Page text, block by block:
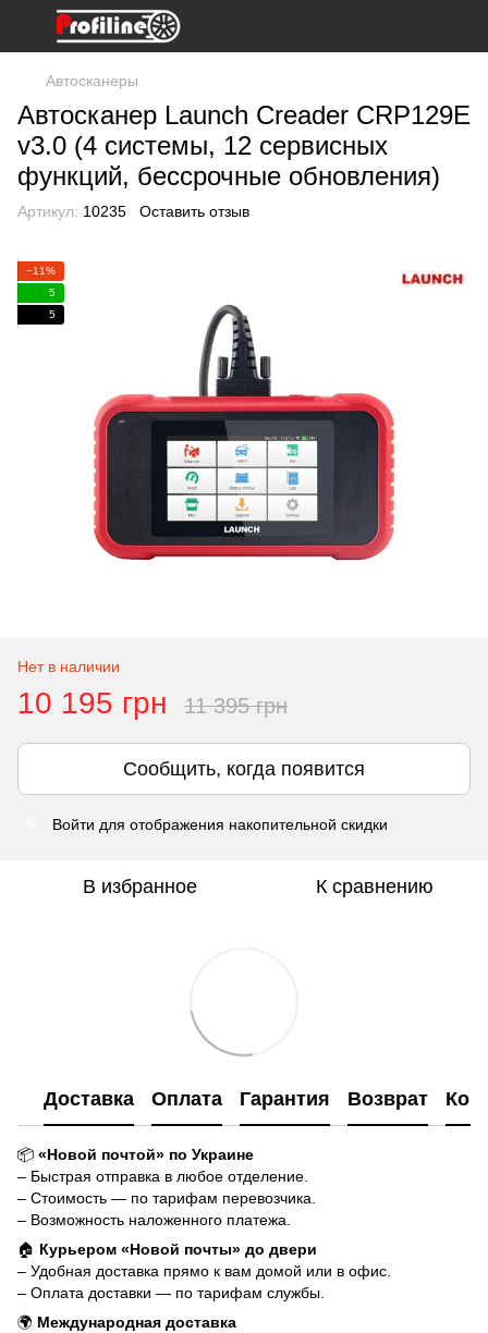
Автосканеры
Автосканер Launch Creader CRP129E
v3.0 (4 системы, 12 сервисных
функций, бессрочные обновления)
Артикул: 10235 Оставить отзыв
−11%
5
5
Нет в наличии
10 195 грн 11 395 грн
Сообщить, когда появится
Войти для отображения накопительной скидки
В избранное К сравнению
Доставка Оплата Гарантия Возврат
📦 «Новой почтой» по Украине
– Быстрая отправка в любое отделение.
– Стоимость — по тарифам перевозчика.
– Возможность наложенного платежа.
🏠 Курьером «Новой почты» до двери
– Удобная доставка прямо к вам домой или в офис.
– Оплата доставки — по тарифам службы.
🌍 Международная доставка